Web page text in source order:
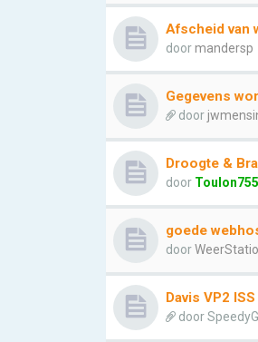
Afscheid van
doormandersp
Gegevens
door
Droogte &
door
goede
door
Davis VP2
door